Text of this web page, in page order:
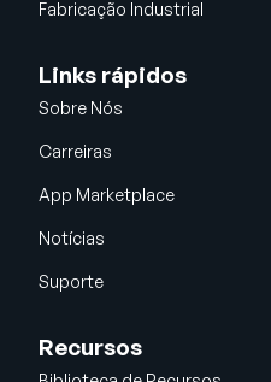
Fabricação Industrial
Links rápidos
Sobre Nós
Carreiras
App Marketplace
Notícias
Suporte
Recursos